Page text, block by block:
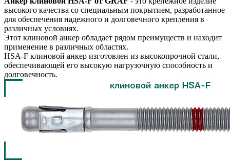
высокого качества со специальным покрытием, разработанное
для обеспечения надежного и долговечного крепления в
различных условиях.
Этот клиновой анкер обладает рядом преимуществ и находит
применение в различных областях.
HSA-F клиновой анкер изготовлен из высокопрочной стали,
обеспечивающей его высокую нагрузочную способность и
долговечность.